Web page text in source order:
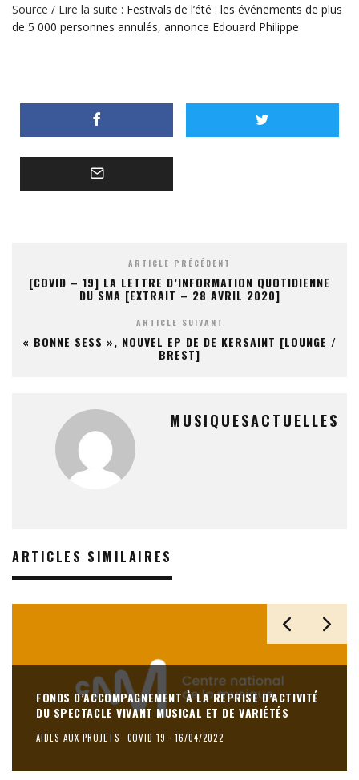
Source / Lire la suite : Festivals de l’été : les événements de plus
de 5 000 personnes annulés, annonce Edouard Philippe
ARTICLE PRÉCÉDENT
[COVID – 19] LA LETTRE D’INFORMATION QUOTIDIENNE
DU SMA [EXTRAIT – 28 AVRIL 2020]
ARTICLE SUIVANT
« BONNE SESS », NOUVEL EP DE DE KERSAINT [LOUNGE /
BREST]
MUSIQUESACTUELLES
ARTICLES SIMILAIRES
FONDS D’ACCOMPAGNEMENT À LA REPRISE D’ACTIVITÉ
DU SPECTACLE VIVANT MUSICAL ET DE VARIÉTÉS
AIDES AUX PROJETS COVID 19 · 16/04/2022